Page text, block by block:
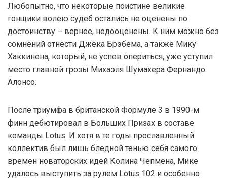
Любопытно, что некоторые поистине великие
гонщики волею судеб остались не оценены по
достоинству – вернее, недооценены. К ним можно без
сомнений отнести Джека Брэбема, а также Мику
Хаккинена, который, не успев опериться, уже уступил
место главной грозы Михаэля Шумахера Фернандо
Алонсо.
После триумфа в британской Формуле 3 в 1990-м
финн дебютировал в Больших Призах в составе
команды Lotus. И хотя в те годы прославленный
коллектив был лишь бледной тенью себя самого
времен новаторских идей Колина Чепмена, Мике
удалось выступить за рулем Lotus 102 и особенно